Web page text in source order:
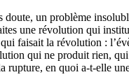
doute, un problème
une révolution qui
faisait la révolution :
qui ne produit rien, qui
rupture, en quoi a-t-elle